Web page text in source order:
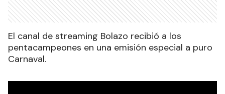
El canal de streaming Bolazo recibió a los
pentacampeones en una emisión especial a puro
Carnaval.